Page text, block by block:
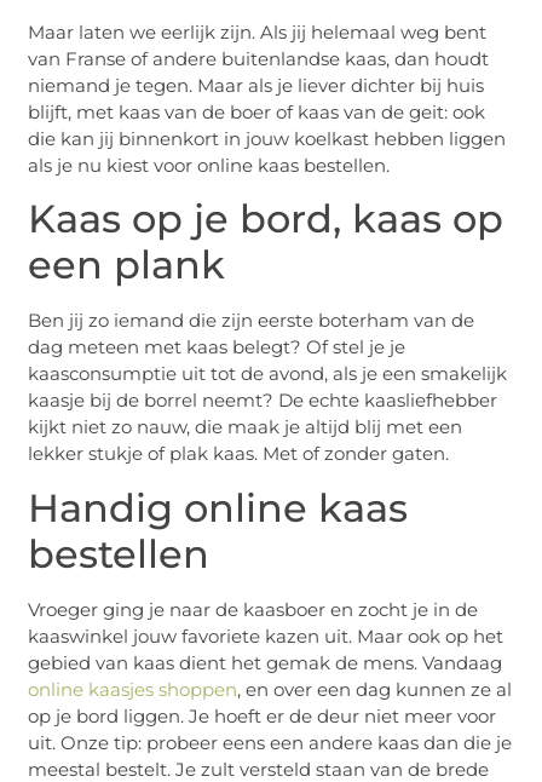
Maar laten we eerlijk zijn. Als jij helemaal weg bent
van Franse of andere buitenlandse kaas, dan houdt
niemand je tegen. Maar als je liever dichter bij huis
blijft, met kaas van de boer of kaas van de geit: ook
die kan jij binnenkort in jouw koelkast hebben liggen
als je nu kiest voor online kaas bestellen.
Kaas op je bord, kaas op
een plank
Ben jij zo iemand die zijn eerste boterham van de
dag meteen met kaas belegt? Of stel je je
kaasconsumptie uit tot de avond, als je een smakelijk
kaasje bij de borrel neemt? De echte kaasliefhebber
kijkt niet zo nauw, die maak je altijd blij met een
lekker stukje of plak kaas. Met of zonder gaten.
Handig online kaas
bestellen
Vroeger ging je naar de kaasboer en zocht je in de
kaaswinkel jouw favoriete kazen uit. Maar ook op het
gebied van kaas dient het gemak de mens. Vandaag
online kaasjes shoppen, en over een dag kunnen ze al
op je bord liggen. Je hoeft er de deur niet meer voor
uit. Onze tip: probeer eens een andere kaas dan die je
meestal bestelt. Je zult versteld staan van de brede